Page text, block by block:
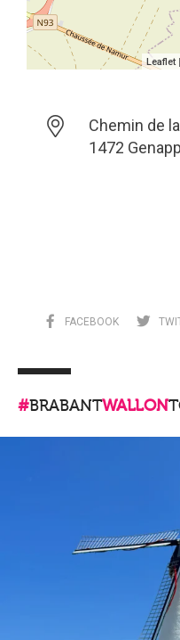
Leaflet
Chemin de
1472
FACEBOOK
#BRABANTWALLON